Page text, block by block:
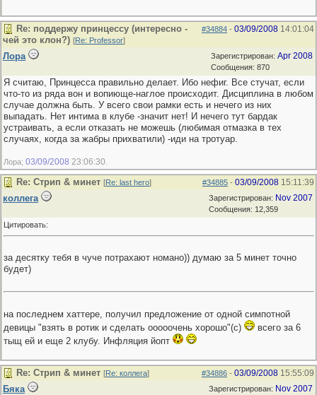
#34884 - 03/09/2008 14:01:04
Re: поддержу принцессу (интересно -
чей это клон?) [Re: Professor]
Зарегистрирован: Apr 2008
Сообщения: 870
Лора
Я считаю, Принцесса правильно делает. Ибо нефиг. Все стучат, если
что-то из ряда вон и вопиюще-наглое происходит. Дисциплина в любом
случае должна быть. У всего свои рамки есть и нечего из них
выпадать. Нет интима в клубе -значит нет! И нечего тут бардак
устраивать, а если отказать не можешь (любимая отмазка в тех
случаях, когда за жабры прихватили) -иди на тротуар.
Лора; 03/09/2008 23:06:30
#34885 - 03/09/2008 15:11:39
Re: Стрип & минет [Re: last hero]
Зарегистрирован: Nov 2007
Сообщения: 12,359
коллега
Цитировать:
за десятку тебя в чуче потрахают номано)) думаю за 5 минет точно
будет)
на последнем хаттере, получил предложение от одной симпотной
девицы "взять в ротик и сделать ооооочень хорошо"(с)
всего за 6
тыщ ей и еще 2 клубу. Инфляция йопт
#34886 - 03/09/2008 15:55:09
Re: Стрип & минет [Re: коллега]
Зарегистрирован: Nov 2007
Бяка